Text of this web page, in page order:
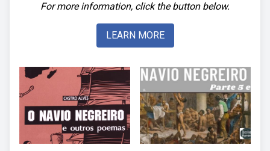
For more information, click the button below.
LEARN MORE